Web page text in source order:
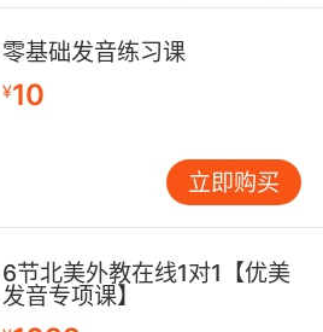
零基础发音练习课
¥10
立即购买
6节北美外教在线1对1【优美
发音专项课】